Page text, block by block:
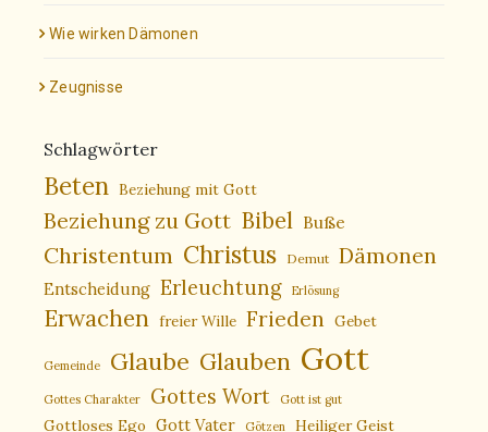
Wie wirken Dämonen
Zeugnisse
Schlagwörter
Beten Beziehung mit Gott
Beziehung zu Gott Bibel Buße
Christentum Christus Demut Dämonen
Entscheidung Erleuchtung Erlösung
Erwachen freier Wille Frieden Gebet
Gemeinde Glaube Glauben Gott
Gottes Charakter Gottes Wort Gott ist gut
Gottloses Ego Gott Vater Götzen Heiliger Geist